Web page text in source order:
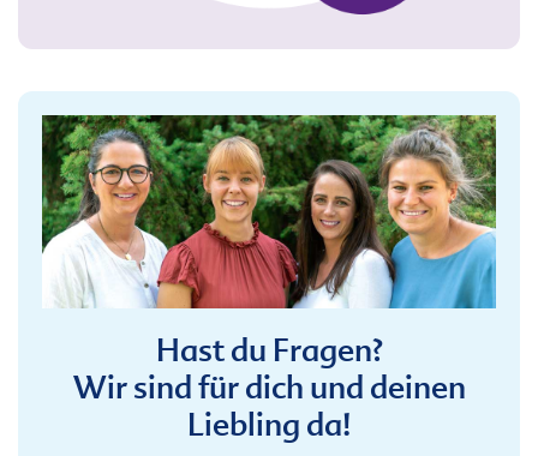
Hast du Fragen?
Wir sind für dich und deinen
Liebling da!